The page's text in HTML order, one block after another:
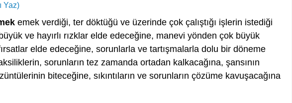
Yaz)
emek verdiği, ter döktüğü ve üzerinde çok çalıştığı işlerin istediği
ve hayırlı rızklar elde edeceğine, manevi yönden çok büyük
elde edeceğine, sorunlarla ve tartışmalarla dolu bir döneme
sorunların tez zamanda ortadan kalkacağına, şansının
biteceğine, sıkıntıların ve sorunların çözüme kavuşacağına